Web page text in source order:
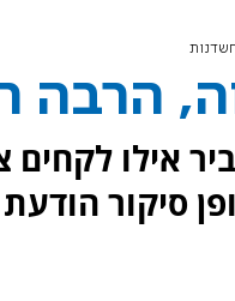
הרבה
אילו לקחים
סיקור